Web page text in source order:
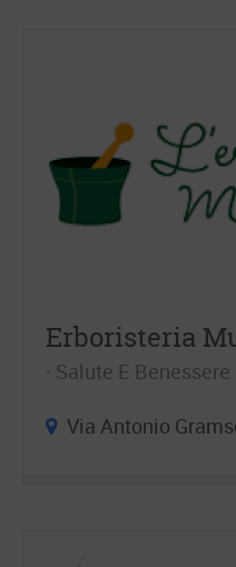
Erboristeria
Salute E Benessere
Via Antonio